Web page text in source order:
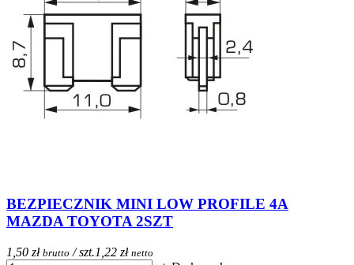
BEZPIECZNIK MINI LOW PROFILE 4A
MAZDA TOYOTA 2SZT
1,50 zł brutto / szt.1,22 zł netto